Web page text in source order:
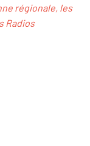
régionale, les
Radios